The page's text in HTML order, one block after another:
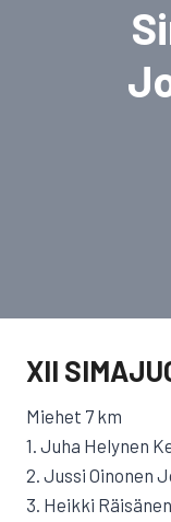
XII
Miehet 7 km
1. Juha Helynen
2. Jussi Oinonen
3. Heikki